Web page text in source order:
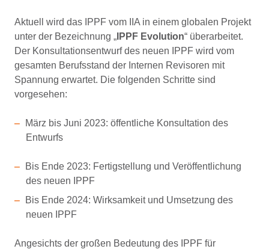
Aktuell wird das IPPF vom IIA in einem globalen Projekt
unter der Bezeichnung „ IPPF Evolution“ überarbeitet.
Der Konsultationsentwurf des neuen IPPF wird vom
gesamten Berufsstand der Internen Revisoren mit
Spannung erwartet. Die folgenden Schritte sind
vorgesehen:
März bis Juni 2023: öffentliche Konsultation des
Entwurfs
Bis Ende 2023: Fertigstellung und Veröffentlichung
des neuen IPPF
Bis Ende 2024: Wirksamkeit und Umsetzung des
neuen IPPF
Angesichts der großen Bedeutung des IPPF für